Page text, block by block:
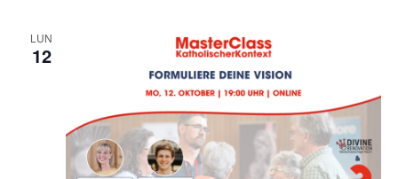
LUN
12